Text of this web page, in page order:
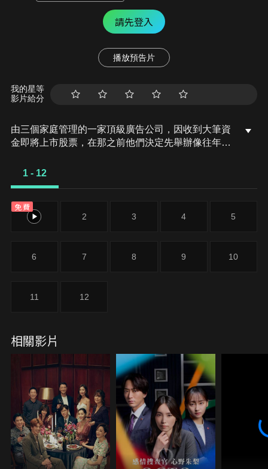
請先登入
播放預告片
我的星等
影片給分
由三個家庭管理的一家頂級廣告公司，因收到大筆資
金即將上市股票，在那之前他們決定先舉辦像往年一
人們。當大家聚在渡假村裡一起玩樂，不同的黑暗面
1 - 12
免費
1 2 3 4 5
6 7 8 9 10
11 12
相關影片